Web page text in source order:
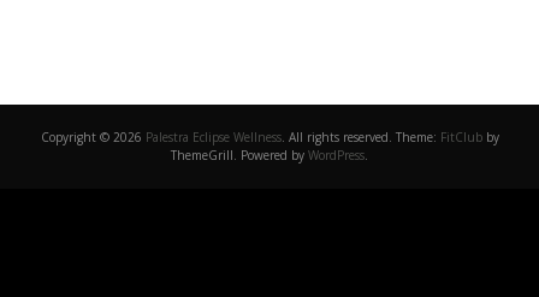
Copyright © 2026 Palestra Eclipse Wellness. All rights reserved. Theme: FitClubby
ThemeGrill. Powered by WordPress